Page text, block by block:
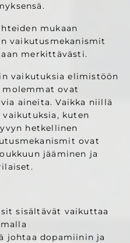
mukaan
vaikutusmekanismit
merkittävästi.
vaikutuksia elimistöön
molemmat ovat
aineita. Vaikka niillä
kuten
hetkellinen
ovat
jääminen ja
sisältävät vaikuttaa
johtaa dopamiinin ja